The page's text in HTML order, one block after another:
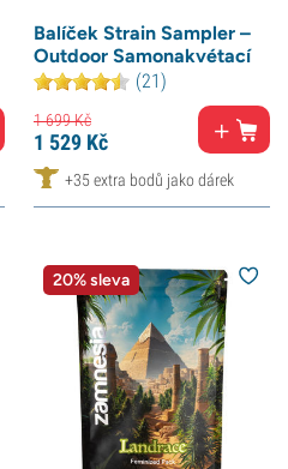
Balíček Strain Sampler –
Outdoor Samonakvétací
(21)
1 699Kč
1 529 Kč
+35 extra bodů jako dárek
20% sleva